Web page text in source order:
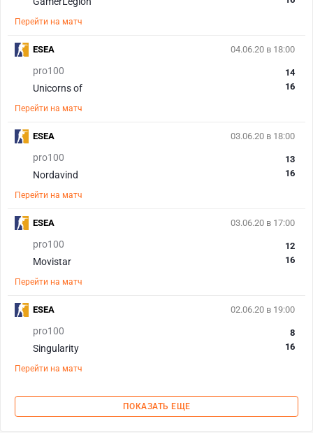
Перейти на матч
04.06.20 в 18:00
pro100
Unicorns of
14
16
Перейти на матч
ESEA
03.06.20 в 18:00
pro100
Nordavind
13
16
Перейти на матч
ESEA
03.06.20 в 17:00
pro100
Movistar
12
16
Перейти на матч
ESEA
02.06.20 в 19:00
pro100
Singularity
8
16
Перейти на матч
ESEA
ПОКАЗАТЬ ЕЩЕ